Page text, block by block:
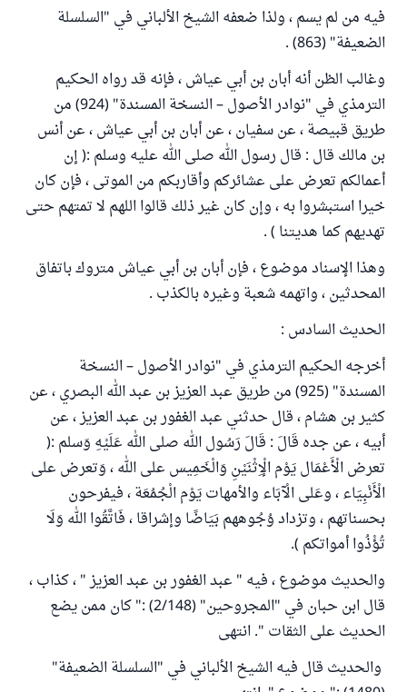
فيه من لم يسم ، ولذا ضعفه الشيخ الألباني في "السلسلة
الضعيفة" (863) .
وغالب الظن أنه أبان بن أبي عياش ، فإنه قد رواه الحكيم
الترمذي في "نوادر الأصول – النسخة المسندة" (924) من
طريق قبيصة ، عن سفيان ، عن أبان بن أبي عياش ، عن أنس
بن مالك قال : قال رسول الله صلى الله عليه وسلم :( إن
أعمالكم تعرض على عشائركم وأقاربكم من الموتى ، فإن كان
خيرا استبشروا به ، وإن كان غير ذلك قالوا اللهم لا تمتهم حتى
تهديهم كما هديتنا ) .
وهذا الإسناد موضوع ، فإن أبان بن أبي عياش متروك باتفاق
المحدثين ، واتهمه شعبة وغيره بالكذب .
الحديث السادس :
أخرجه الحكيم الترمذي في "نوادر الأصول – النسخة
المسندة" (925) من طريق عبد العزيز بن عبد الله البصري ، عن
كثير بن هشام ، قال حدثني عبد الغفور بن عبد العزيز ، عن
أبيه ، عن جده قَالَ : قَالَ رَسُول الله صلى الله عَلَيْهِ وَسلم :(
تعرض الْأَعْمَال يَوْم الْإِثْنَيْنِ وَالْخَمِيس على الله ، وَتعرض على
الْأَنْبِيَاء ، وعَلى الْآبَاء والأمهات يَوْم الْجُمُعَة ، فيفرحون
بحسناتهم ، وتزداد وُجُوههم بَيَاضًا وإشراقا ، فَاتَّقُوا الله وَلَا
تُؤْذُوا أمواتكم ).
والحديث موضوع ، فيه " عبد الغفور بن عبد العزيز " ، كذاب ،
قال ابن حبان في "المجروحين" (2/148) :" كان ممن يضع
الحديث على الثقات ". انتهى
والحديث قال فيه الشيخ الألباني في "السلسلة الضعيفة"